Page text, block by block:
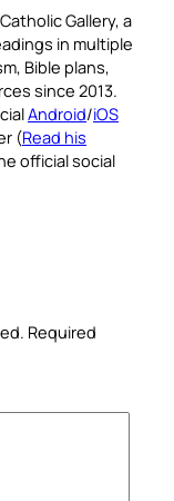
Gallery, a
in multiple
Bible plans,
since 2013.
Android/iOS
(Read his
official social
Required